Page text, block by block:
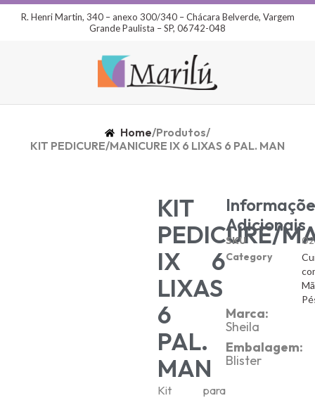
R. Henri Martin, 340 – anexo 300/340 – Chácara Belverde, Vargem
Grande Paulista – SP, 06742-048
Home/Produtos/
KIT PEDICURE/MANICURE IX 6 LIXAS 6 PAL. MAN
KIT
PEDICURE/
IX 6
LIXAS
6
PAL.
MAN
Kit para
Adicionais
SKU
Category
Marca:
Sheila
Embalagem:
Blister